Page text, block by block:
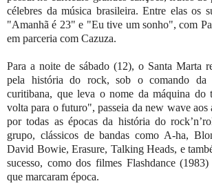
célebres da música brasileira. Entre elas os
"Amanhã é 23" e "Eu tive um sonho", com
em parceria com Cazuza.
Para a noite de sábado (12), o Santa Marta
pela história do rock, sob o comando da
curitibana, que leva o nome da máquina
volta para o futuro", passeia da new wave aos
por todas as épocas da história do
grupo, clássicos de bandas como A-ha,
David Bowie, Erasure, Talking Heads, e
sucesso, como dos filmes Flashdance
que marcaram época.